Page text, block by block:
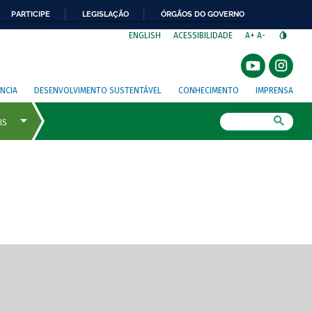
PARTICIPE LEGISLAÇÃO ÓRGÃOS DO GOVERNO
ENGLISH ACESSIBILIDADE A+ A-
DESENVOLVIMENTO SUSTENTÁVEL CONHECIMENTO IMPRENSA
de tela